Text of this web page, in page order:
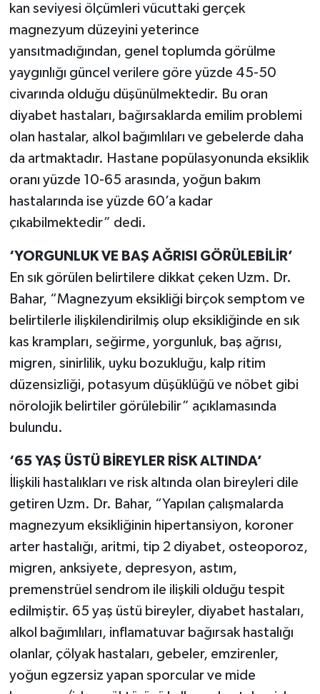
kan seviyesi ölçümleri vücuttaki gerçek
magnezyum düzeyini yeterince
yansıtmadığından, genel toplumda görülme
yaygınlığı güncel verilere göre yüzde 45-50
civarında olduğu düşünülmektedir. Bu oran
diyabet hastaları, bağırsaklarda emilim problemi
olan hastalar, alkol bağımlıları ve gebelerde daha
da artmaktadır. Hastane popülasyonunda eksiklik
oranı yüzde 10-65 arasında, yoğun bakım
hastalarında ise yüzde 60’a kadar
çıkabilmektedir” dedi.
‘YORGUNLUK VE BAŞ AĞRISI GÖRÜLEBİLİR’
En sık görülen belirtilere dikkat çeken Uzm. Dr.
Bahar, “Magnezyum eksikliği birçok semptom ve
belirtilerle ilişkilendirilmiş olup eksikliğinde en sık
kas krampları, seğirme, yorgunluk, baş ağrısı,
migren, sinirlilik, uyku bozukluğu, kalp ritim
düzensizliği, potasyum düşüklüğü ve nöbet gibi
nörolojik belirtiler görülebilir” açıklamasında
bulundu.
‘65 YAŞ ÜSTÜ BİREYLER RİSK ALTINDA’
İlişkili hastalıkları ve risk altında olan bireyleri dile
getiren Uzm. Dr. Bahar, “Yapılan çalışmalarda
magnezyum eksikliğinin hipertansiyon, koroner
arter hastalığı, aritmi, tip 2 diyabet, osteoporoz,
migren, anksiyete, depresyon, astım,
premenstrüel sendrom ile ilişkili olduğu tespit
edilmiştir. 65 yaş üstü bireyler, diyabet hastaları,
alkol bağımlıları, inflamatuvar bağırsak hastalığı
olanlar, çölyak hastaları, gebeler, emzirenler,
yoğun egzersiz yapan sporcular ve mide